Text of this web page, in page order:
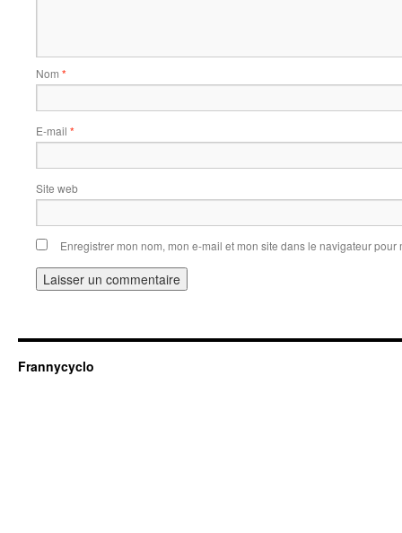
Nom *
E-mail *
Site web
Enregistrer mon nom, mon e-mail et mon site dans le navigateur
Frannycyclo